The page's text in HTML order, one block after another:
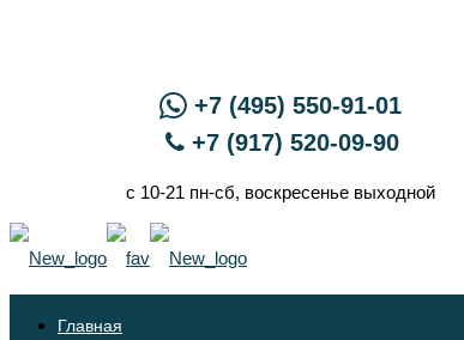
+7 (495) 550-91-01
+7 (917) 520-09-90
с 10-21 пн-сб, воскресенье выходной
Главная